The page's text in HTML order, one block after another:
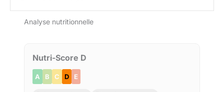
Analyse nutritionnelle
Nutri-Score D
A B C D E